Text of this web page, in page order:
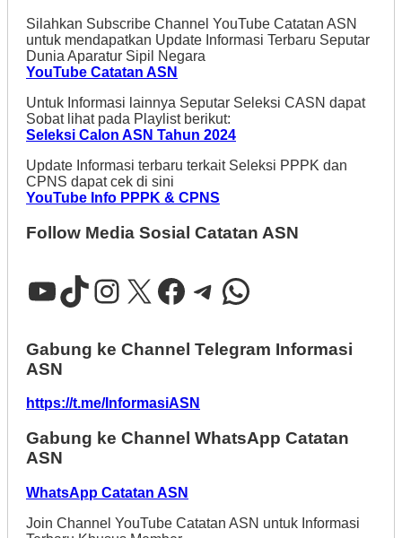
Silahkan Subscribe Channel YouTube Catatan ASN
untuk mendapatkan Update Informasi Terbaru Seputar
Dunia Aparatur Sipil Negara
YouTube Catatan ASN
Untuk Informasi lainnya Seputar Seleksi CASN dapat
Sobat lihat pada Playlist berikut:
Seleksi Calon ASN Tahun 2024
Update Informasi terbaru terkait Seleksi PPPK dan
CPNS dapat cek di sini
YouTube Info PPPK & CPNS
Follow Media Sosial Catatan ASN
YouTube
TikTok
Instagram
X Facebook
Telegram
WhatsApp
Gabung ke Channel Telegram Informasi
ASN
https://t.me/InformasiASN
Gabung ke Channel WhatsApp Catatan
ASN
WhatsApp Catatan ASN
Join Channel YouTube Catatan ASN untuk Informasi